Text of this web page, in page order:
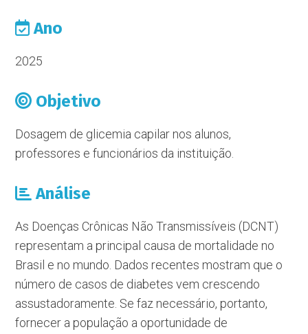
Ano
2025
Objetivo
Dosagem de glicemia capilar nos alunos,
professores e funcionários da instituição.
Análise
As Doenças Crônicas Não Transmissíveis (DCNT)
representam a principal causa de mortalidade no
Brasil e no mundo. Dados recentes mostram que o
número de casos de diabetes vem crescendo
assustadoramente. Se faz necessário, portanto,
fornecer a população a oportunidade de